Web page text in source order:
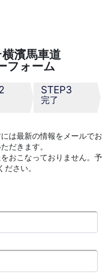
濱馬車道
フォーム
3
完了
は最新の情報をメールでお
だきます。
おこなっておりません。予
さい。